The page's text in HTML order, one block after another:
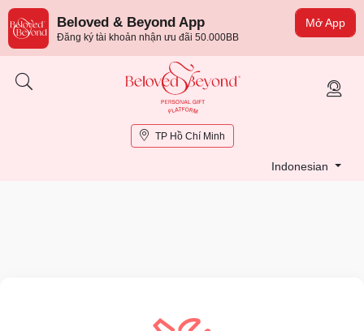
Mở App
Beloved & Beyond App
Đăng ký tài khoản nhận ưu đãi 50.000BB
TP Hồ Chí Minh
Indonesian